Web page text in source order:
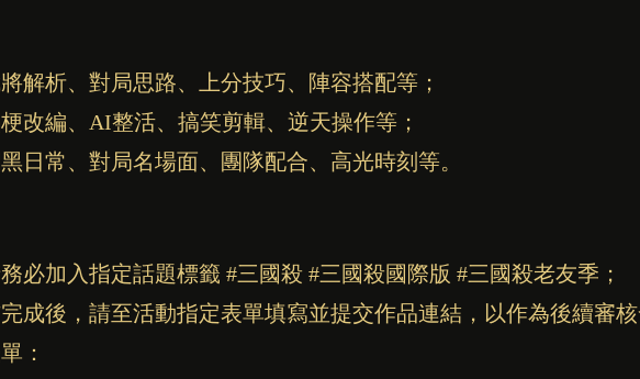
解析、對局思路、上分技巧、陣容搭配等；
改編、AI整活、搞笑剪輯、逆天操作等；
日常、對局名場面、團隊配合、高光時刻等。
必加入指定話題標籤 #三國殺 #三國殺國際版 #三國殺老友季；
成後，請至活動指定表單填寫並提交作品連結，以作為後續審核
：